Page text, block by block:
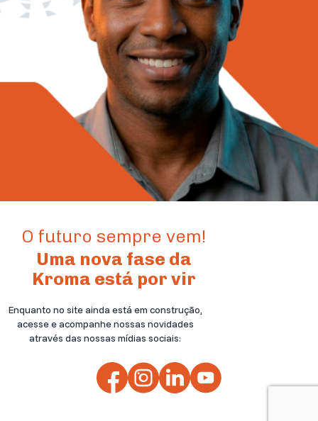
O futuro sempre vem!
Uma nova fase da
Kroma está por vir
Enquanto no site ainda está em construção,
acesse e acompanhe nossas novidades
através das nossas mídias sociais: